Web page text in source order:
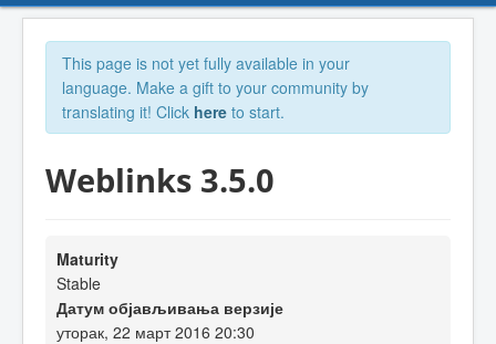
This page is not yet fully available in your
language. Make a gift to your community by
translating it! Click here to start.
Weblinks 3.5.0
Maturity
Stable
Датум објављивања верзије
уторак, 22 март 2016 20:30